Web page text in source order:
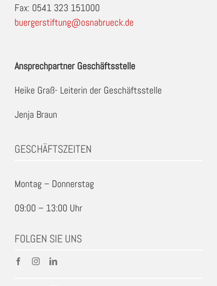
Fax: 0541 323 151000
buergerstiftung@osnabrueck.de
Ansprechpartner Geschäftsstelle
Heike Graß- Leiterin der Geschäftsstelle
Jenja Braun
GESCHÄFTSZEITEN
Montag – Donnerstag
09:00 – 13:00 Uhr
FOLGEN SIE UNS